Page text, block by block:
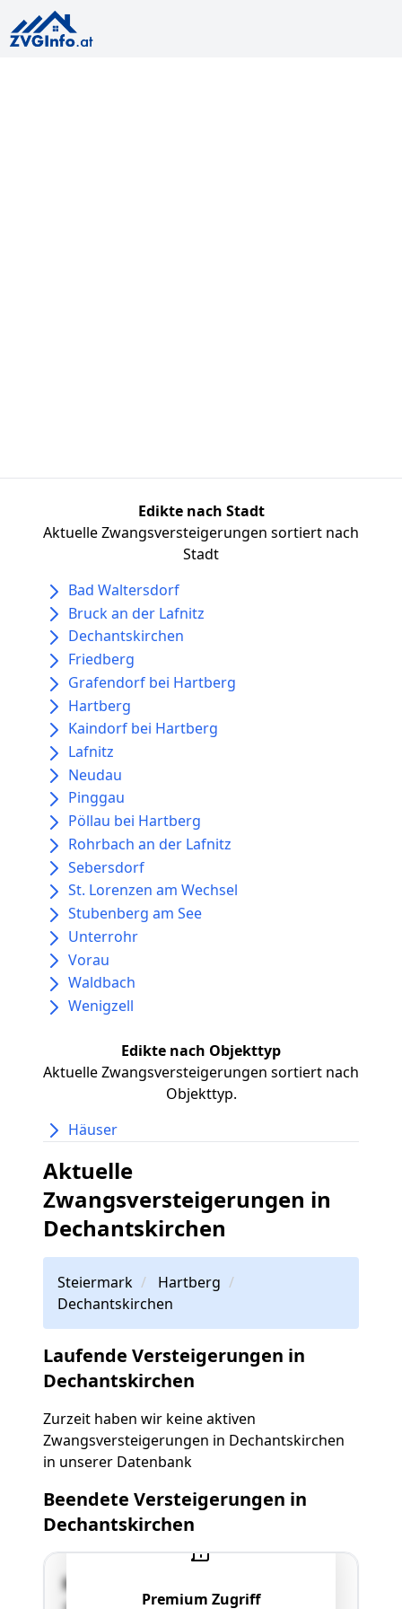
Edikte nach Stadt
Aktuelle Zwangsversteigerungen sortiert nach
Stadt
Bad Waltersdorf
Bruck an der Lafnitz
Dechantskirchen
Friedberg
Grafendorf bei Hartberg
Hartberg
Kaindorf bei Hartberg
Lafnitz
Neudau
Pinggau
Pöllau bei Hartberg
Rohrbach an der Lafnitz
Sebersdorf
St. Lorenzen am Wechsel
Stubenberg am See
Unterrohr
Vorau
Waldbach
Wenigzell
Edikte nach Objekttyp
Aktuelle Zwangsversteigerungen sortiert nach
Objekttyp.
Häuser
Aktuelle
Zwangsversteigerungen in
Dechantskirchen
Steiermark
Hartberg
Dechantskirchen
Laufende Versteigerungen in
Dechantskirchen
Zurzeit haben wir keine aktiven
Zwangsversteigerungen in Dechantskirchen
in unserer Datenbank
Beendete Versteigerungen in
Dechantskirchen
Premium Zugriff
Kroisbach 98